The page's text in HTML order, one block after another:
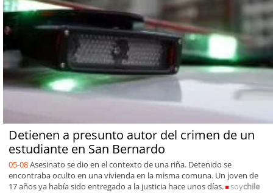
Detienen a presunto autor del crimen de un
estudiante en San Bernardo
05-08Asesinato se dio en el contexto de una riña. Detenido se
encontraba oculto en una vivienda en la misma comuna. Un joven de
17 años ya había sido entregado a la justicia hace unos días.
soychile